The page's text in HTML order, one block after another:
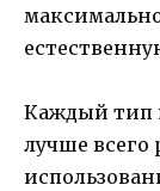
Каждый тип
лучше всего